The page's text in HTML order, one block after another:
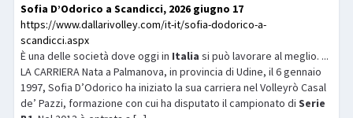
Sofia D’Odorico a Scandicci, 2026 giugno 17
https://www.dallarivolley.com/it-it/sofia-dodorico-a-
scandicci.aspx
È una delle società dove oggi in Italia si può lavorare al meglio. ...
LA CARRIERA Nata a Palmanova, in provincia di Udine, il 6 gennaio
1997, Sofia D’Odorico ha iniziato la sua carriera nel Volleyrò Casal
de’ Pazzi, formazione con cui ha disputato il campionato diSerie